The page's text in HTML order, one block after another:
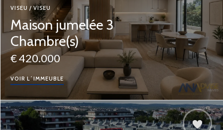
VISEU / VISEU
Maison jumelée 3
Chambre(s)
€ 420.000
VOIR L´IMMEUBLE